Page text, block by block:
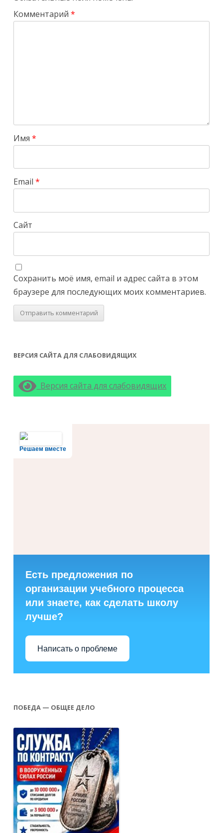
Комментарий*
Имя*
Email*
Сайт
Сохранить моё имя, email и адрес сайта в этом
браузере для последующих моих комментариев.
ВЕРСИЯ САЙТА ДЛЯ СЛАБОВИДЯЩИХ
Версия сайта для слабовидящих
Решаем вместе
Есть предложения по
организации учебного процесса
или знаете, как сделать школу
лучше?
Написать о проблеме
ПОБЕДА — ОБЩЕЕ ДЕЛО